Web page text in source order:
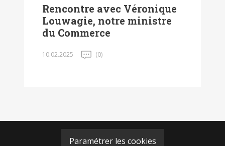
Rencontre avec Véronique
Louwagie, notre ministre
du Commerce
10.02.2025 (0)
Paramétrer les cookies